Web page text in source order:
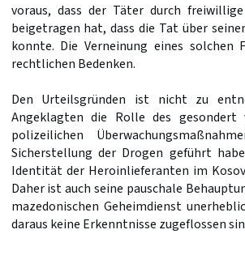
voraus, dass der Täter durch
beigetragen hat, dass die Tat über
konnte. Die Verneinung eines solchen
rechtlichen Bedenken.
Den Urteilsgründen ist nicht zu
Angeklagten die Rolle des
polizeilichen
Sicherstellung der Drogen geführt
Identität der Heroinlieferanten im
Daher ist auch seine pauschale
mazedonischen Geheimdienst
daraus keine Erkenntnisse zugeflossen